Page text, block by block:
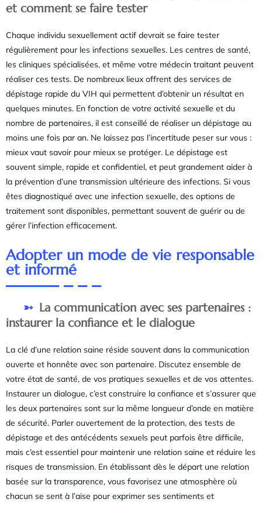
et comment se faire tester
Chaque individu sexuellement actif devrait se faire tester
régulièrement pour les infections sexuelles. Les centres de santé,
les cliniques spécialisées, et même votre médecin traitant peuvent
réaliser ces tests. De nombreux lieux offrent des services de
dépistage rapide du VIH qui permettent d’obtenir un résultat en
quelques minutes. En fonction de votre activité sexuelle et du
nombre de partenaires, il est conseillé de réaliser un dépistage au
moins une fois par an. Ne laissez pas l’incertitude peser sur vous :
mieux vaut savoir pour mieux se protéger. Le dépistage est
souvent simple, rapide et confidentiel, et peut grandement aider à
la prévention d’une transmission ultérieure des infections. Si vous
êtes diagnostiqué avec une infection sexuelle, des options de
traitement sont disponibles, permettant souvent de guérir ou de
gérer l’infection efficacement.
Adopter un mode de vie responsable
et informé
La communication avec ses partenaires :
instaurer la confiance et le dialogue
La clé d’une relation saine réside souvent dans la communication
ouverte et honnête avec son partenaire. Discutez ensemble de
votre état de santé, de vos pratiques sexuelles et de vos attentes.
Instaurer un dialogue, c’est construire la confiance et s’assurer que
les deux partenaires sont sur la même longueur d’onde en matière
de sécurité. Parler ouvertement de la protection, des tests de
dépistage et des antécédents sexuels peut parfois être difficile,
mais c’est essentiel pour maintenir une relation saine et réduire les
risques de transmission. En établissant dès le départ une relation
basée sur la transparence, vous favorisez une atmosphère où
chacun se sent à l’aise pour exprimer ses sentiments et